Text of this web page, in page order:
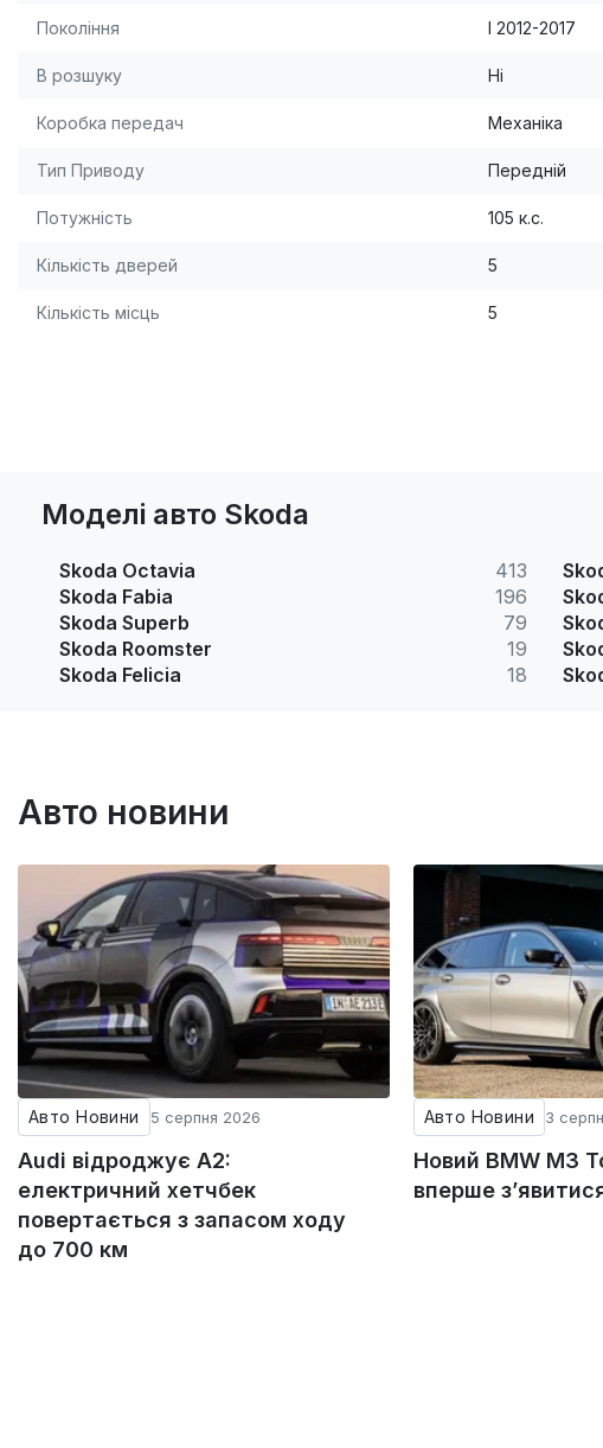
Покоління I 2012-2017
В розшуку Ні
Коробка передач Механіка
Тип Приводу Передній
Потужність 105 к.с.
Кількість дверей 5
Кількість місць 5
Моделі авто Skoda
Skoda Octavia
413
Skoda Fabia
196
Skoda Superb
79
Skoda Roomster
19
Skoda Felicia
18
Авто новини
Авто Новини 5 серпня 2026
Audi відроджує A2:
електричний хетчбек
повертається з запасом ходу
до 700 км
Авто Новини 3
Новий BMW M3
вперше